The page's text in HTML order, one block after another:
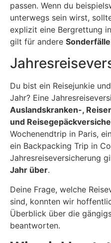
passen. Wenn du
unterwegs sein wirst,
explizit eine Bergrettung
gilt für andere Sonderfälle
Du bist ein Reisejunkie
Jahr? Eine
Auslandskranken-,
und
Wochenendtrip in Paris,
ein Backpacking Trip in
Jahresreiseversicherung
Jahr über.
Deine Frage, welche
sind, konnten wir
Überblick über die
beantworten.